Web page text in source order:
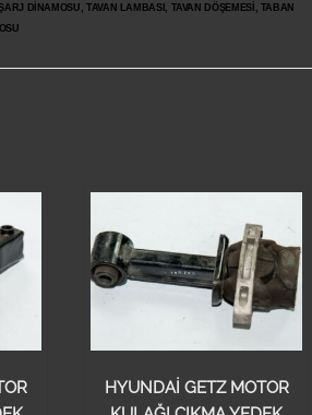
DİNAMOSU, TAVAN LAMBASI, TAVAN DÖŞEMESİ, TABAN
HYUNDAİ GETZ MOTOR